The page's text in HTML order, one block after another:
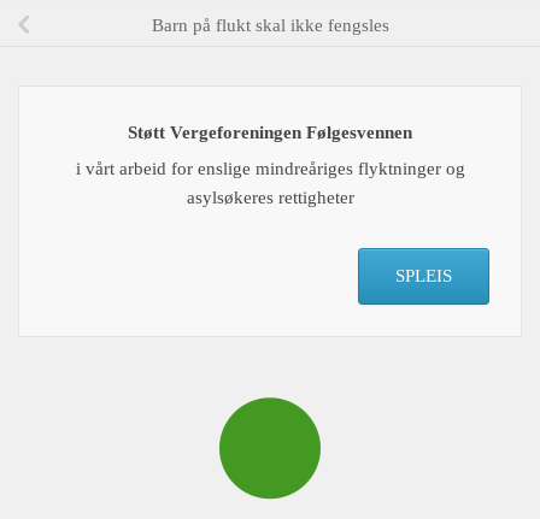
Barn på flukt skal ikke fengsles
Støtt Vergeforeningen Følgesvennen
i vårt arbeid for enslige mindreåriges flyktninger og
asylsøkeres rettigheter
SPLEIS